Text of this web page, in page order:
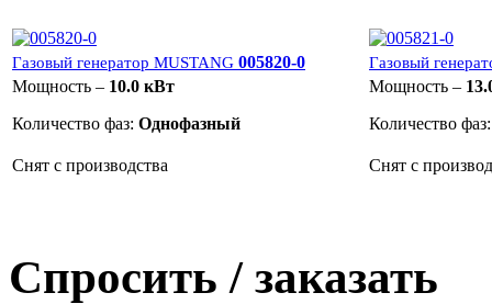
Газовый генератор MUSTANG 005820-0 Газовый
Мощность – 10.0 кВт
Количество фаз: Однофазный
Мощность –
Количество
Снят с производства Снят с
Спросить / заказать